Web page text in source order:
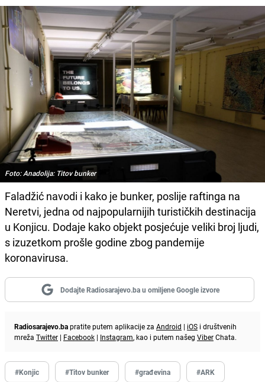
Foto: Anadolija: Titov bunker
Faladžić navodi i kako je bunker, poslije raftinga na
Neretvi, jedna od najpopularnijih turističkih destinacija
u Konjicu. Dodaje kako objekt posjećuje veliki broj ljudi,
s izuzetkom prošle godine zbog pandemije
koronavirusa.
Dodajte Radiosarajevo.ba u omiljene Google izvore
Radiosarajevo.bapratite putem aplikacije za Android | iOS i društvenih
mreža Twitter | Facebook | Instagram, kao i putem našeg ViberChata.
#Konjic #Titov bunker #građevina #ARK